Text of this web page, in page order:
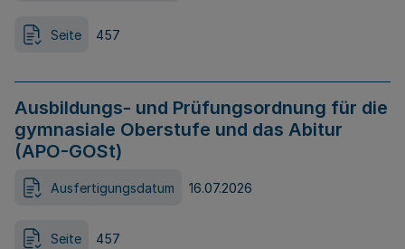
Seite 457
Ausbildungs- und Prüfungsordnung für die
gymnasiale Oberstufe und das Abitur
(APO-GOSt)
Ausfertigungsdatum 16.07.2026
Seite 457